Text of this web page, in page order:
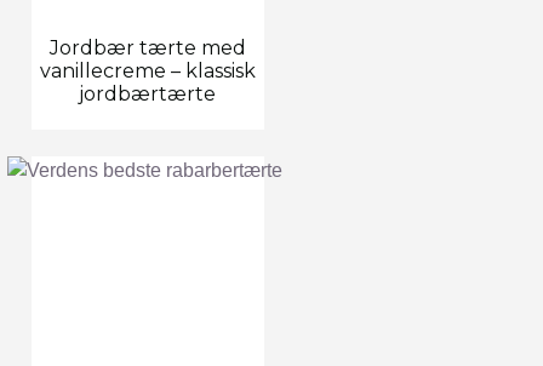
Jordbær tærte med
vanillecreme – klassisk
jordbærtærte